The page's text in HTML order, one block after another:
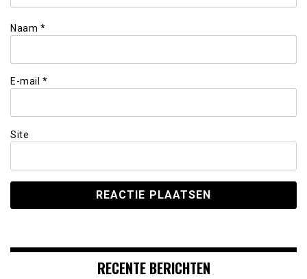
Naam *
E-mail *
Site
RECENTE BERICHTEN